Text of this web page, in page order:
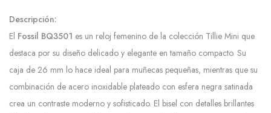
Descripción:
El Fossil BQ3501 es un reloj femenino de la colección Tillie Mini que
destaca por su diseño delicado y elegante en tamaño compacto. Su
caja de 26 mm lo hace ideal para muñecas pequeñas, mientras que su
combinación de acero inoxidable plateado con esfera negra satinada
crea un contraste moderno y sofisticado. El bisel con detalles brillantes